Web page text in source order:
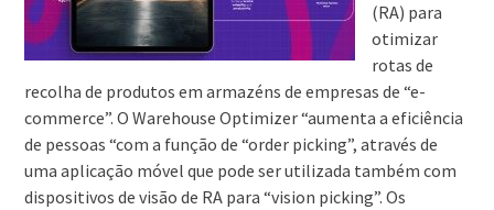
(RA) para
otimizar
rotas de
recolha de produtos em armazéns de empresas de “e-
commerce”. O Warehouse Optimizer “aumenta a eficiência
de pessoas “com a função de “order picking”, através de
uma aplicação móvel que pode ser utilizada também com
dispositivos de visão de RA para “vision picking”. Os